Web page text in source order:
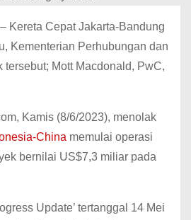
Kereta Cepat Jakarta-Bandung
Kementerian Perhubungan dan
tersebut; Mott Macdonald, PwC,
Kamis (8/6/2023), menolak
China memulai operasi
bernilai US$7,3 miliar pada
Update’ tertanggal 14 Mei